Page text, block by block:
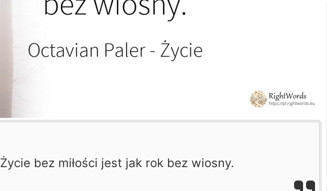
Życie bez miłości jest jak rok bez wiosny.